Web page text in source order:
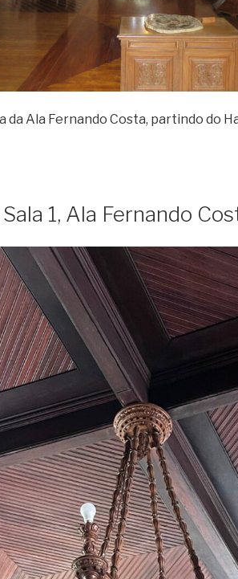
da Ala Fernando Costa, partindo do
1, Ala Fernando